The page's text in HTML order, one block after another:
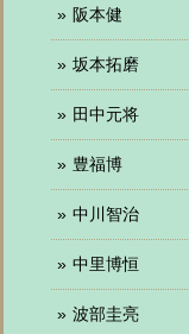
阪本健
坂本拓磨
田中元将
豊福博
中川智治
中里博恒
波部圭亮